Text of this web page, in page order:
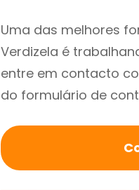
Uma das melhores
Verdizela é
entre em contacto
do formulário de